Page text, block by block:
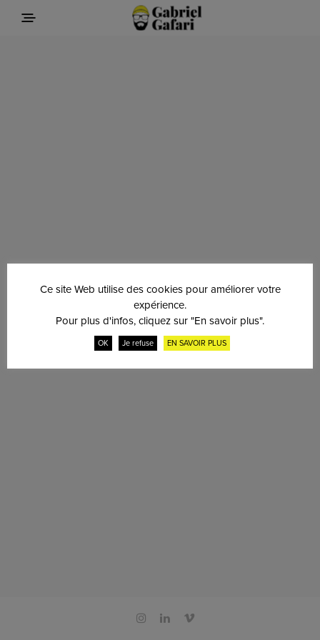
Ce site Web utilise des cookies pour améliorer votre
expérience.
Pour plus d'infos, cliquez sur "En savoir plus".
OK Je refuse EN SAVOIR PLUS